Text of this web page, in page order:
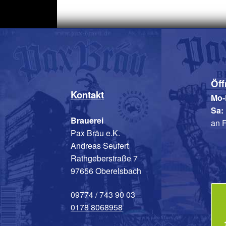
können
auf
der
gewählt
werden
Kontakt
Brauerei
Pax Bräu e.K.
Andreas Seufert
Rathgeberstraße 7
97656 Oberelsbach
09774 / 743 90 03
0178 8068958
Sa:
an